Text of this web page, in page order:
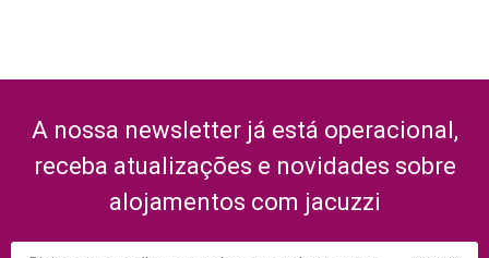
A nossa newsletter já está operacional,
receba atualizações e novidades sobre
alojamentos com jacuzzi